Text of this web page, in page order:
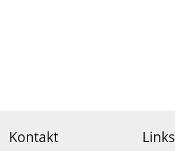
Kontakt Links